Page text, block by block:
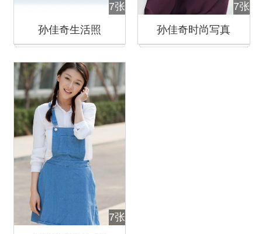
7张
孙佳奇生活照
7张
孙佳奇时尚写真
7张